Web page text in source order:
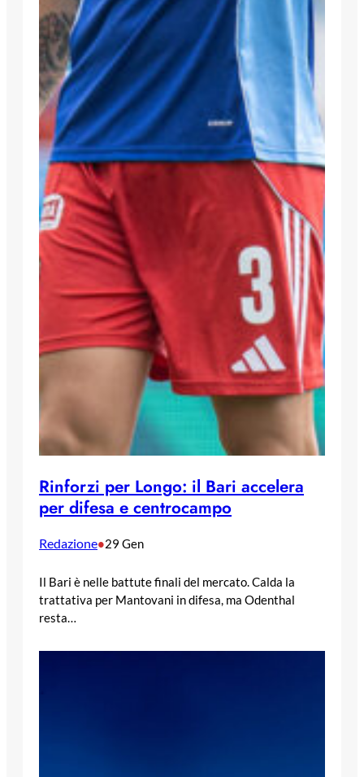
Rinforzi per Longo: il Bari accelera
per difesa e centrocampo
Redazione•29 Gen
Il Bari è nelle battute finali del mercato. Calda la
trattativa per Mantovani in difesa, ma Odenthal
resta…